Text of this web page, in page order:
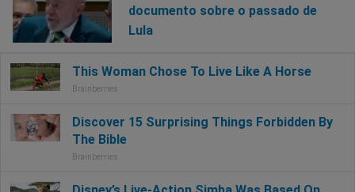
documento sobre o passado de
Lula